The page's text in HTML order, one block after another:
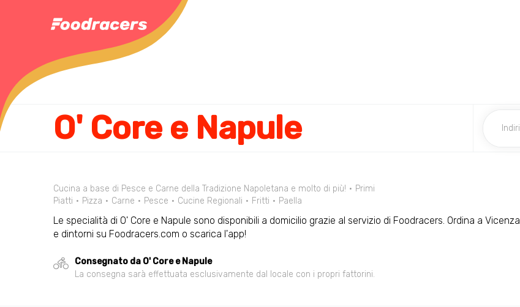
O' Core e Napule
Cucina a base di Pesce e Carne della Tradizione Napoletana e molto di più!
Primi
Piatti
Pizza Carne Pesce Cucine Regionali Fritti Paella
Le specialità di O' Core e Napule sono disponibili a domicilio grazie al servizio di Foodracers. Ordina a Vicenza
e dintorni su Foodracers.com o scarica l'app!
Consegnato da O' Core e Napule
La consegna sarà effettuata esclusivamente dal locale con i propri fattorini.